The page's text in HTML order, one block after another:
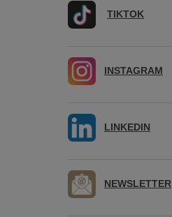
TIKTOK
INSTAGRAM
LINKEDIN
NEWSLETTER